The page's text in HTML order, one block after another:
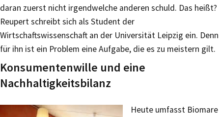
daran zuerst nicht irgendwelche anderen schuld. Das heißt?
Reupert schreibt sich als Student der
Wirtschaftswissenschaft an der Universität Leipzig ein. Denn
für ihn ist ein Problem eine Aufgabe, die es zu meistern gilt.
Konsumentenwille und eine
Nachhaltigkeitsbilanz
Heute umfasst Biomare